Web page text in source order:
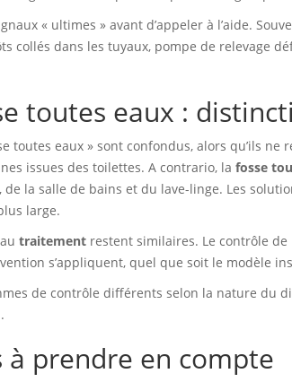
« ultimes » avant d’appeler à l’aide.
collés dans les tuyaux, pompe de relevage
toutes eaux :
toutes eaux » sont confondus, alors qu’ils ne
issues des toilettes. A contrario, la fosse
la salle de bains et du lave-linge. Les
large.
traitement restent similaires. Le contrôle
s’appliquent, quel que soit le modèle
de contrôle différents selon la nature du
à prendre en compte